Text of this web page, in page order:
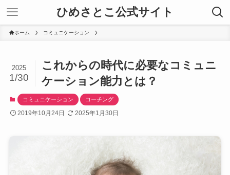
ひめさとこ公式サイト
ホーム コミュニケーション
これからの時代に必要なコミュニ
ケーション能力とは？
2025
1/30
コミュニケーション コーチング
2019年10月24日 2025年1月30日